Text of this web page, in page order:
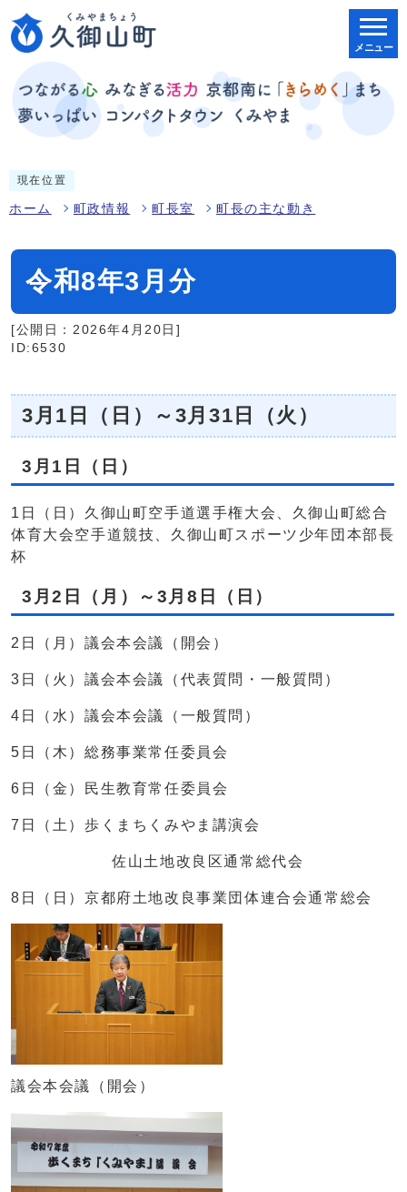
メニュー
現在位置
ホーム 町政情報 町長室 町長の主な動き
令和8年3月分
[公開日：2026年4月20日]
ID:6530
3月1日（日）～3月31日（火）
3月1日（日）
1日（日）久御山町空手道選手権大会、久御山町総合
体育大会空手道競技、久御山町スポーツ少年団本部長
杯
3月2日（月）～3月8日（日）
2日（月）議会本会議（開会）
3日（火）議会本会議（代表質問・一般質問）
4日（水）議会本会議（一般質問）
5日（木）総務事業常任委員会
6日（金）民生教育常任委員会
7日（土）歩くまちくみやま講演会
佐山土地改良区通常総代会
8日（日）京都府土地改良事業団体連合会通常総会
議会本会議（開会）